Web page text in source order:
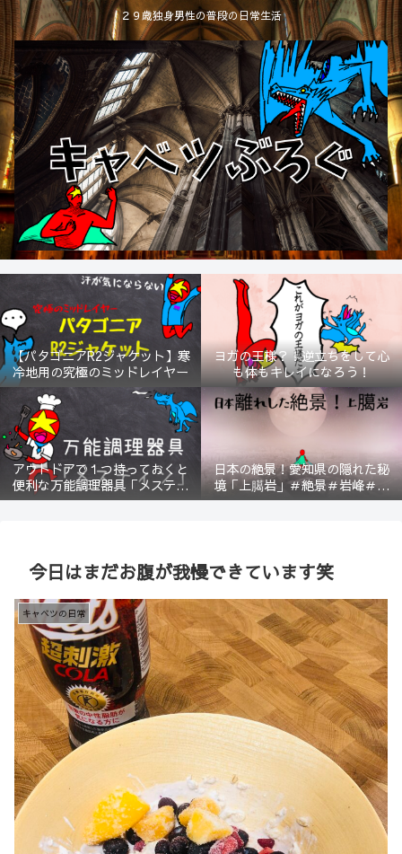
２９歳独身男性の普段の日常生活
【パタゴニアR2ジャケット】寒
冷地用の究極のミッドレイヤー
ヨガの王様？！逆立ちをして心
も体もキレイになろう！
アウトドアで１つ持っておくと
便利な万能調理器具「メスティ
ン」＃登山＃BBQ
日本の絶景！愛知県の隠れた秘
境「上臈岩」＃絶景＃岩峰＃新
城＃スリル＃宇連山
今日はまだお腹が我慢できています笑
キャベツの日常